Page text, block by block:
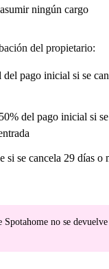
ningún cargo
del propietario:
del pago inicial si se
del pago inicial si
si se cancela 29 días o
Spotahome no se devuelve